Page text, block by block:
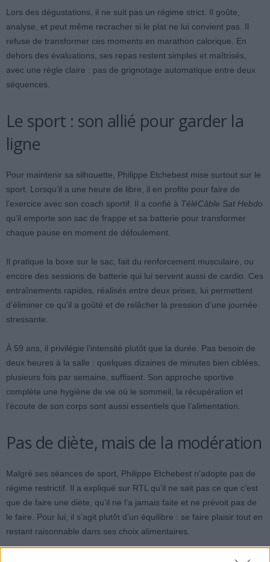
Lors des dégustations, il ne suit pas un régime strict. Il goûte,
analyse, et peut même recracher si le plat ne lui convient pas. Il
refuse de transformer ces moments en marathon calorique. En
dehors des évaluations, ses repas restent simples et maîtrisés,
avec une règle claire : pas de grignotage automatique entre deux
séquences.
Le sport : son allié pour garder la
ligne
Pour maintenir sa silhouette, Philippe Etchebest mise surtout sur le
sport. Lorsqu’il a une heure de libre, il en profite pour faire de
l’exercice avec son coach sportif. Il a confié à TéléCâble Sat Hebdo
qu’il emporte son sac de frappe et sa batterie pour transformer
chaque pause en moment de défoulement.
Il pratique la boxe sur le sac, fait du renforcement musculaire, ou
encore des sessions de batterie qui lui servent aussi de cardio. Ces
entraînements rapides, réalisés entre deux prises, lui permettent
d’éliminer ce qu’il a goûté et de relâcher la pression d’une journée
stressante.
À 59 ans, il privilégie l’intensité plutôt que la durée. Pas besoin de
deux heures à la salle : quelques dizaines de minutes bien ciblées,
plusieurs fois par semaine, suffisent. Son approche sportive
complète une hygiène de vie où le sommeil, la récupération et
l’écoute de son corps sont aussi essentiels que l’alimentation.
Pas de diète, mais de la modération
Malgré ses séances de sport, Philippe Etchebest n’adopte pas de
régime restrictif. Il a expliqué sur RTL qu’il ne sait pas ce que c’est
que de faire une diète, qu’il ne l’a jamais faite et ne prévoit pas de
le faire. Pour lui, il s’agit plutôt d’un équilibre : se faire plaisir tout en
restant raisonnable dans ses choix alimentaires.